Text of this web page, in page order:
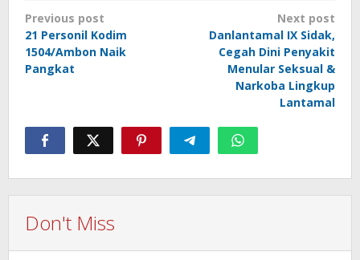
Post
navigation
Previous post
21 Personil Kodim
1504/Ambon Naik
Pangkat
Next post
Danlantamal IX Sidak,
Cegah Dini Penyakit
Menular Seksual &
Narkoba Lingkup
Lantamal
Don't Miss